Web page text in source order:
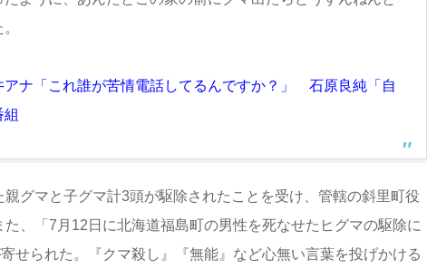
ナ「これ誰が苦情電話してるんですか？」 石原良純「自
グマと子グマ計3頭が駆除されたことを受け、管轄の斜里町役
、「7月12日に北海道福島町の男性を死なせたヒグマの駆除に
せられた。『クマ殺し』『無能』など心無い言葉を投げかける